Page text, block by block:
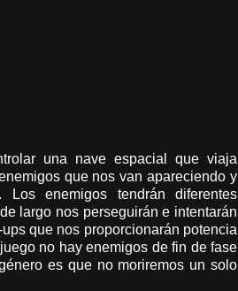
una nave espacial que viaja
que nos van apareciendo y
enemigos tendrán diferentes
largo nos perseguirán e intentarán
que nos proporcionarán potencia
no hay enemigos de fin de fase
es que no moriremos un solo